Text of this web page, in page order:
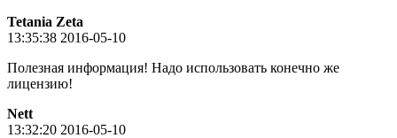
Tetania Zeta
13:35:38 2016-05-10
Полезная информация! Надо использовать конечно же
лицензию!
Nett
13:32:20 2016-05-10